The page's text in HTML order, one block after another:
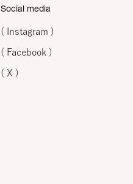
Social media
( Instagram )
( Facebook )
( X )